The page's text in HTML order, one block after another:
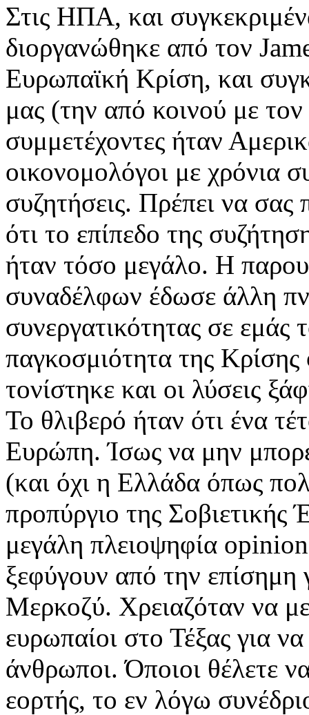
Στις ΗΠΑ, και
διοργανώθηκε από τον
Ευρωπαϊκή Κρίση, και
μας (την από κοινού με
συμμετέχοντες ήταν
οικονομολόγοι με χρόνια
συζητήσεις. Πρέπει να
ότι το επίπεδο της
ήταν τόσο μεγάλο. Η
συναδέλφων έδωσε άλλη
συνεργατικότητας σε εμάς
παγκοσμιότητα της
τονίστηκε και οι λύσεις
Το θλιβερό ήταν ότι ένα
Ευρώπη. Ίσως να μην
(και όχι η Ελλάδα όπως
προπύργιο της
μεγάλη πλειοψηφία
ξεφύγουν από την
Μερκοζύ. Χρειαζόταν να
ευρωπαίοι στο Τέξας για
άνθρωποι. Όποιοι θέλετε
εορτής, το εν λόγω